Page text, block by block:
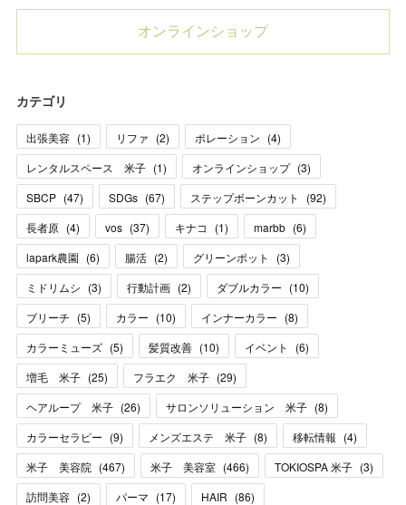
オンラインショップ
カテゴリ
出張美容 (1) リファ (2) ポレーション (4)
レンタルスペース 米子 (1) オンラインショップ (3)
SBCP (47) SDGs (67) ステップボーンカット (92)
長者原 (4) vos (37) キナコ (1) marbb (6)
lapark農園 (6) 腸活 (2) グリーンポット (3)
ミドリムシ (3) 行動計画 (2) ダブルカラー (10)
ブリーチ (5) カラー (10) インナーカラー (8)
カラーミューズ (5) 髪質改善 (10) イベント (6)
増毛 米子 (25) フラエク 米子 (29)
ヘアループ 米子 (26) サロンソリューション 米子 (8)
カラーセラピー (9) メンズエステ 米子 (8) 移転情報 (4)
米子 美容院 (467) 米子 美容室 (466) TOKIOSPA 米子 (3)
訪問美容 (2) パーマ (17) HAIR (86)